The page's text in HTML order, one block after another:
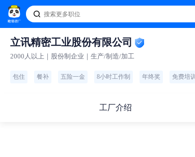
立讯精密工业股份有限公司
2000人以上｜股份制企业｜生产/制造/加工
包住 餐补 五险一金 8小时工作制 年终奖 免费培训
工厂介绍